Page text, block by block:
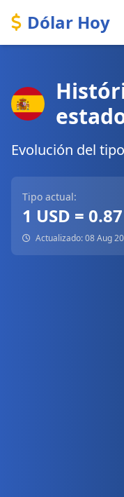
Dólar Hoy
Evolución del
Tipo actual:
1 USD =
Actualizado: 08 Aug